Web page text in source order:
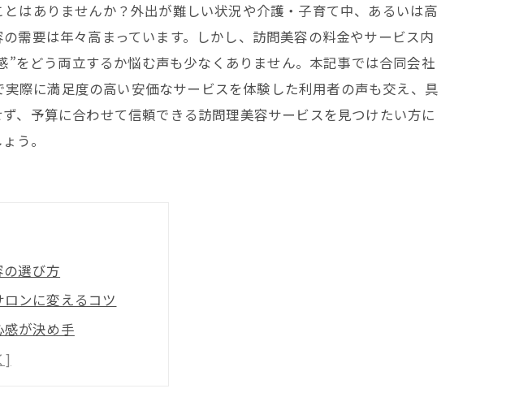
はありませんか？外出が難しい状況や介護・子育て中、あるいは高
需要は年々高まっています。しかし、訪問美容の料金やサービス内
をどう両立するか悩む声も少なくありません。本記事では合同会社
際に満足度の高い安価なサービスを体験した利用者の声も交え、具
、予算に合わせて信頼できる訪問理美容サービスを見つけたい方に
う。
選び方
ンに変えるコツ
が決め手
るポイント